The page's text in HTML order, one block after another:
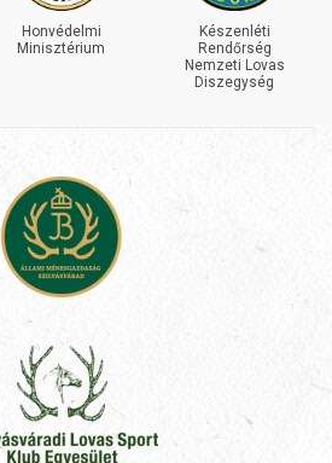
Készenléti
Rendőrség